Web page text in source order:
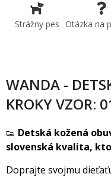
Strážny pes Otázka na
WANDA -
KROKY VZOR:
👟 Detská kožená
slovenská kvalita,
Doprajte svojmu